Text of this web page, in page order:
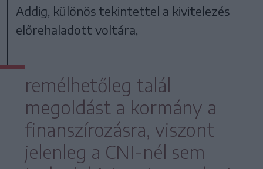
Addig, különös tekintettel a kivitelezés
előrehaladott voltára,
remélhetőleg talál
megoldást a kormány a
finanszírozásra, viszont
jelenleg a CNI-nél sem